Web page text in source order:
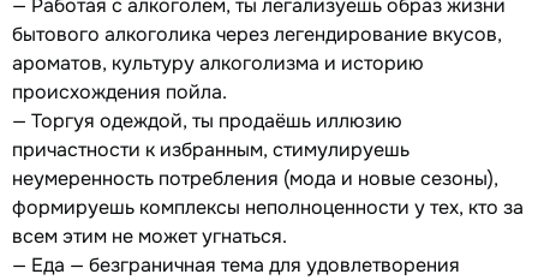
— Работая с алкоголем, ты легализуешь образ жизни
бытового алкоголика через легендирование вкусов,
ароматов, культуру алкоголизма и историю
происхождения пойла.
— Торгуя одеждой, ты продаёшь иллюзию
причастности к избранным, стимулируешь
неумеренность потребления (мода и новые сезоны),
формируешь комплексы неполноценности у тех, кто за
всем этим не может угнаться.
— Еда — безграничная тема для удовлетворения